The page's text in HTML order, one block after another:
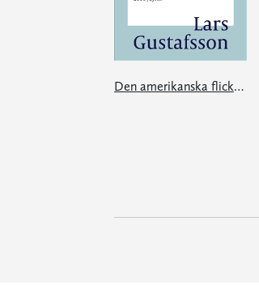
Den amerikanska flickans söndagar